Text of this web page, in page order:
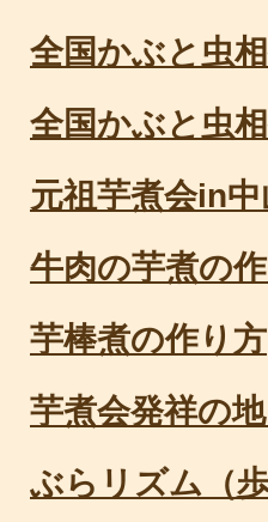
全国かぶと虫
全国かぶと虫
元祖芋煮会in
牛肉の芋煮の
芋棒煮の作り方
芋煮会発祥の
ぶらリズム（